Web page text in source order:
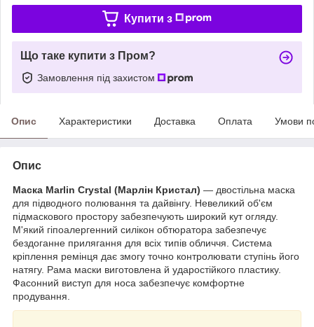
Купити з
Що таке купити з Пром?
Замовлення під захистом
Опис Характеристики Доставка Оплата Умови
Опис
Маска Marlin Crystal (Марлін Кристал) — двостільна маска
для підводного полювання та дайвінгу. Невеликий об'єм
підмаскового простору забезпечують широкий кут огляду.
М'який гіпоалергенний силікон обтюратора забезпечує
бездоганне прилягання для всіх типів обличчя. Система
кріплення ремінця дає змогу точно контролювати ступінь його
натягу. Рама маски виготовлена й ударостійкого пластику.
Фасонний виступ для носа забезпечує комфортне
продування.